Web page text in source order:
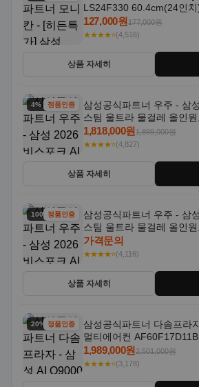
LS24F330 60.4cm(24인치
컴퓨터 모니터
127,000원177,000원
★★★★⭐(4,516)
상품 자세히
4% 할인정품인증
삼성공식파트너 우주 - 삼
스팀 울트라 물걸레 올인원
레이지 AAG
1,818,000원1,899,000원
★★★★⭐(4,827)
상품 자세히
100% 할인
정품인증
삼성공식파트너 우주 - 삼
스팀 울트라 물걸레 올인원
콜 AAH
가격문의
★★★★⭐(4,116)
상품 자세히
20% 할인정품인증
삼성공식파트너 다솜프라
멀티에어컨
기본설치포함
1,989,000원2,501,000원
★★★★⭐(3,178)